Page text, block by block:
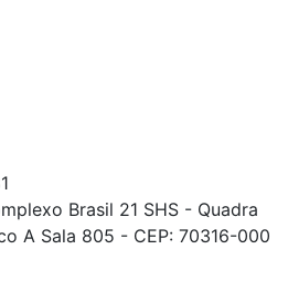
Brasil 21 SHS - Quadra
A Sala 805 - CEP: 70316-000